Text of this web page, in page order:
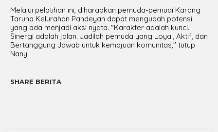
Melalui pelatihan ini, diharapkan pemuda-pemudi Karang
Taruna Kelurahan Pandeyan dapat mengubah potensi
yang ada menjadi aksi nyata. "Karakter adalah kunci.
Sinergi adalah jalan. Jadilah pemuda yang Loyal, Aktif, dan
Bertanggung Jawab untuk kemajuan komunitas," tutup
Nany.
SHARE BERITA